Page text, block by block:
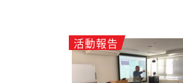
活動報告